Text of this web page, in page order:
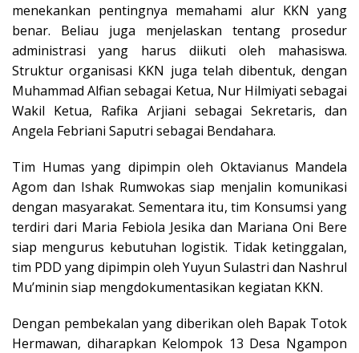
menekankan pentingnya memahami alur KKN yang
benar. Beliau juga menjelaskan tentang prosedur
administrasi yang harus diikuti oleh mahasiswa.
Struktur organisasi KKN juga telah dibentuk, dengan
Muhammad Alfian sebagai Ketua, Nur Hilmiyati sebagai
Wakil Ketua, Rafika Arjiani sebagai Sekretaris, dan
Angela Febriani Saputri sebagai Bendahara.
Tim Humas yang dipimpin oleh Oktavianus Mandela
Agom dan Ishak Rumwokas siap menjalin komunikasi
dengan masyarakat. Sementara itu, tim Konsumsi yang
terdiri dari Maria Febiola Jesika dan Mariana Oni Bere
siap mengurus kebutuhan logistik. Tidak ketinggalan,
tim PDD yang dipimpin oleh Yuyun Sulastri dan Nashrul
Mu’minin siap mengdokumentasikan kegiatan KKN.
Dengan pembekalan yang diberikan oleh Bapak Totok
Hermawan, diharapkan Kelompok 13 Desa Ngampon